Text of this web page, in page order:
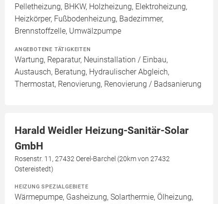
Pelletheizung, BHKW, Holzheizung, Elektroheizung,
Heizkörper, Fußbodenheizung, Badezimmer,
Brennstoffzelle, Umwälzpumpe
ANGEBOTENE TÄTIGKEITEN
Wartung, Reparatur, Neuinstallation / Einbau,
Austausch, Beratung, Hydraulischer Abgleich,
Thermostat, Renovierung, Renovierung / Badsanierung
Harald Weidler Heizung-Sanitär-Solar
GmbH
Rosenstr. 11, 27432 Oerel-Barchel (20km von 27432
Ostereistedt)
HEIZUNG SPEZIALGEBIETE
Wärmepumpe, Gasheizung, Solarthermie, Ölheizung,